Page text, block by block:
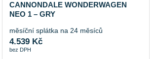
CANNONDALE WONDERWAGEN
NEO 1 – GRY
měsíční splátka na 24 měsíců
4.539 Kč
bez DPH